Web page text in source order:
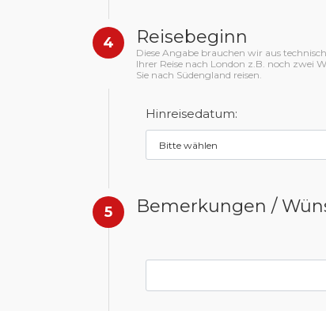
4 Reisebeginn
Diese Angabe brauchen wir aus
Ihrer Reise nach London z.B. noch zwei
Sie nach Südengland reisen.
Hinreisedatum:
5 Bemerkungen /